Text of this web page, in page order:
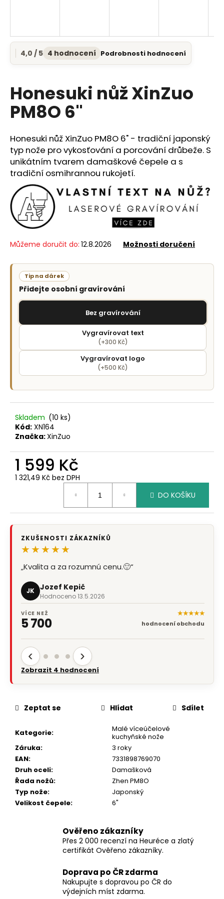
Průměrné
hodnocení
je
4,0
z
5
4,0 / 5 4 hodnocení Podrobnosti hodnocení
Honesuki nůž XinZuo
PM8O 6"
Honesuki nůž XinZuo PM8O 6" - tradiční japonský
typ nože pro vykosťování a porcování drůbeže. S
unikátním tvarem damaškové čepele a s
tradiční osmihrannou rukojetí.
Můžeme doručit do: 12.8.2026 Možnosti doručení
Tip na dárek
Přidejte osobní gravírování
Bez gravírování
Vygravírovat text
(+300 Kč)
Vygravírovat logo
(+500 Kč)
Skladem (10 ks)
Kód: XN164
Značka:XinZuo
1 599 Kč
1 321,49 Kč bez DPH
DO KOŠÍKU
ZKUŠENOSTI ZÁKAZNÍKŮ
★★★★★
„Kvalita a za rozumnú cenu.🙂“
JK Jozef Kepič
Hodnoceno 13.5.2026
VÍCE NEŽ
5 700
★★★★★
hodnocení obchodu
‹ ›
Zobrazit 4 hodnocení
Kategorie:
Malé víceúčelové
kuchyňské nože
Záruka:
3 roky
EAN:
7331898769070
Druh oceli:
Damašková
Řada nožů:
Zhen PM8O
Typ nože:
Japonský
Velikost čepele: 6"
Zeptat se Hlídat Sdílet
Ověřeno zákazníky
Přes 2 000 recenzí na Heuréce a zlatý
certifikát Ověřeno zákazníky.
Doprava po ČR zdarma
Nakupujte s dopravou po ČR do
výdejních míst zdarma.
í
?
D
o
o
r
u
j
m